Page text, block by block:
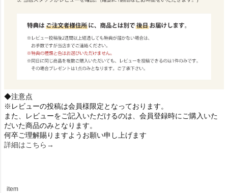
◆注意点
※レビューの投稿は会員様限定となっております。
また、レビューをご記入いただけるのは、会員登録時にご購入いた
だいた商品のみとなります。
何卒ご理解賜りますようお願い申し上げます
詳細はこちら→
item